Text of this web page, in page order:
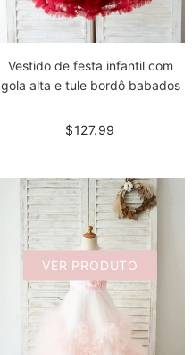
Vestido de festa infantil com
gola alta e tule bordô babados
$127.99
VER PRODUTO